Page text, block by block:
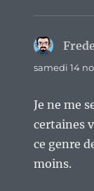
samedi 14
Je ne me
certaines
ce genre
moins.